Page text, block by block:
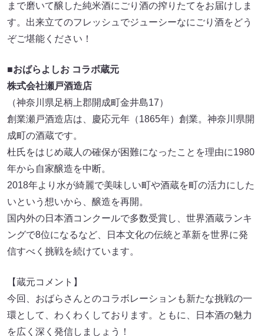
まで磨いて醸した純米酒にごり酒の搾りたてをお届けしま
す。出来立てのフレッシュでジューシーなにごり酒をどう
ぞご堪能ください！
■おばらよしお コラボ蔵元
株式会社瀬戸酒造店
（神奈川県足柄上郡開成町金井島17）
創業瀬戸酒造店は、慶応元年（1865年）創業。神奈川県開
成町の酒蔵です。
杜氏をはじめ蔵人の確保が困難になったことを理由に1980
年から自家醸造を中断。
2018年より水が綺麗で美味しい町や酒蔵を町の活力にした
いという想いから、醸造を再開。
国内外の日本酒コンクールで多数受賞し、世界酒蔵ランキ
ングで8位になるなど、日本文化の伝統と革新を世界に発
信すべく挑戦を続けています。
【蔵元コメント】
今回、おばらさんとのコラボレーションも新たな挑戦の一
環として、わくわくしております。ともに、日本酒の魅力
を広く深く発信しましょう！